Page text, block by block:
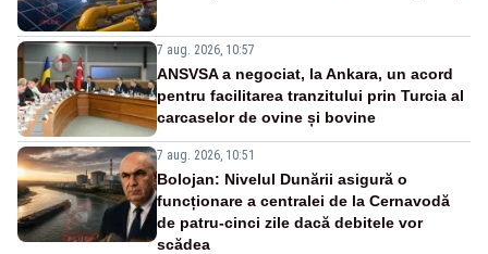
7 aug. 2026, 10:57
ANSVSA a negociat, la Ankara, un acord
pentru facilitarea tranzitului prin Turcia al
carcaselor de ovine și bovine
7 aug. 2026, 10:51
Bolojan: Nivelul Dunării asigură o
funcționare a centralei de la Cernavodă
de patru-cinci zile dacă debitele vor
scădea